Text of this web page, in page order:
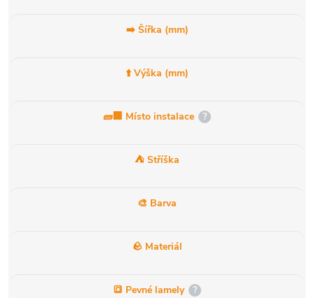
➡️ Šířka (mm)
⬆️ Výška (mm)
🧱🏢 Místo instalace ?
⛺ Stříška
🎨 Barva
🪨 Materiál
🔳 Pevné lamely ?